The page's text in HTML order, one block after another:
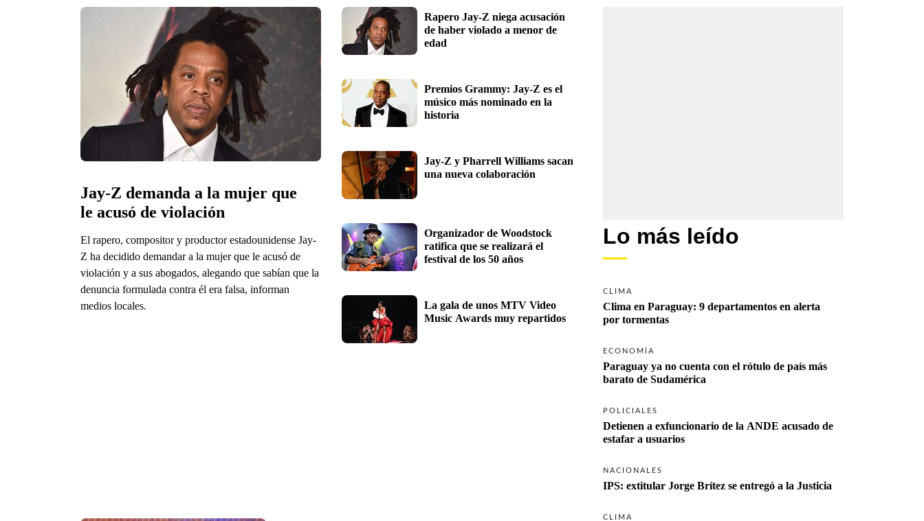
Jay-Z demanda a la mujer que
le acusó de violación
El rapero, compositor y productor estadounidense Jay-
Z ha decidido demandar a la mujer que le acusó de
violación y a sus abogados, alegando que sabían que la
denuncia formulada contra él era falsa, informan
medios locales.
Rapero Jay-Z niega acusación
de haber violado a menor de
edad
Premios Grammy: Jay-Z es el
músico más nominado en la
historia
Jay-Z y Pharrell Williams sacan
una nueva colaboración
Organizador de Woodstock
ratifica que se realizará el
festival de los 50 años
La gala de unos MTV Video
Music Awards muy repartidos
Lo más leído
CLIMA
Clima en Paraguay: 9 departamentos en alerta
por tormentas
ECONOMÍA
Paraguay ya no cuenta con el rótulo de país más
barato de Sudamérica
POLICIALES
Detienen a exfuncionario de la ANDE acusado de
estafar a usuarios
NACIONALES
IPS: extitular Jorge Brítez se entregó a la Justicia
CLIMA